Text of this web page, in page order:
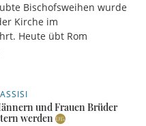
Bischofsweihen wurde
Kirche im
Heute übt Rom
und Frauen Brüder
werden